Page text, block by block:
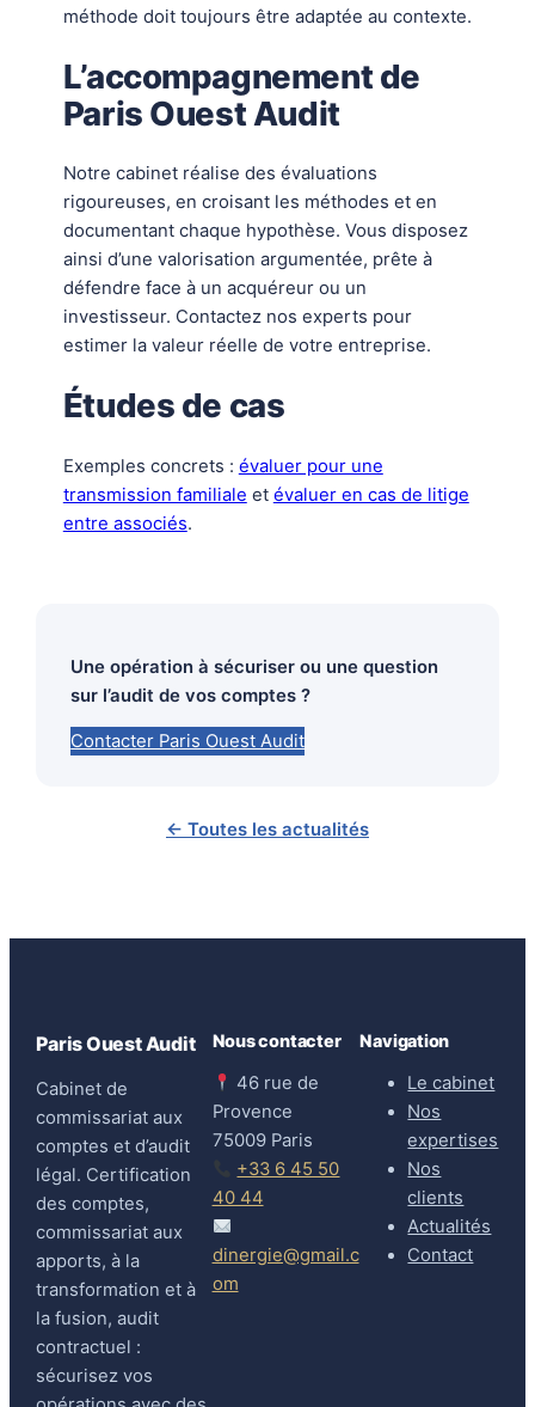
méthode doit toujours être adaptée au contexte.
L’accompagnement de
Paris Ouest Audit
Notre cabinet réalise des évaluations
rigoureuses, en croisant les méthodes et en
documentant chaque hypothèse. Vous disposez
ainsi d’une valorisation argumentée, prête à
défendre face à un acquéreur ou un
investisseur. Contactez nos experts pour
estimer la valeur réelle de votre entreprise.
Études de cas
Exemples concrets : évaluer pour une
transmission familiale et évaluer en cas de litige
entre associés.
Une opération à sécuriser ou une question
sur l’audit de vos comptes ?
Contacter Paris Ouest Audit
← Toutes les actualités
Paris Ouest Audit
Cabinet de
commissariat aux
comptes et d’audit
légal. Certification
des comptes,
commissariat aux
apports, à la
transformation et à
la fusion, audit
contractuel :
sécurisez vos
Nous contacter
46 rue de
Provence
75009 Paris
+33 6 45 50
40 44
dinergie@gmail.c
om
Navigation
Le cabinet
Nos
expertises
Nos
clients
Actualités
Contact